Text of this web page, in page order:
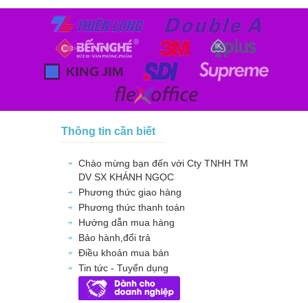
Thông tin cần biết
Chào mừng bạn đến với Cty TNHH TM
DV SX KHÁNH NGỌC
Phương thức giao hàng
Phương thức thanh toán
Hướng dẫn mua hàng
Bảo hành,đổi trả
Điều khoản mua bán
Tin tức - Tuyển dụng